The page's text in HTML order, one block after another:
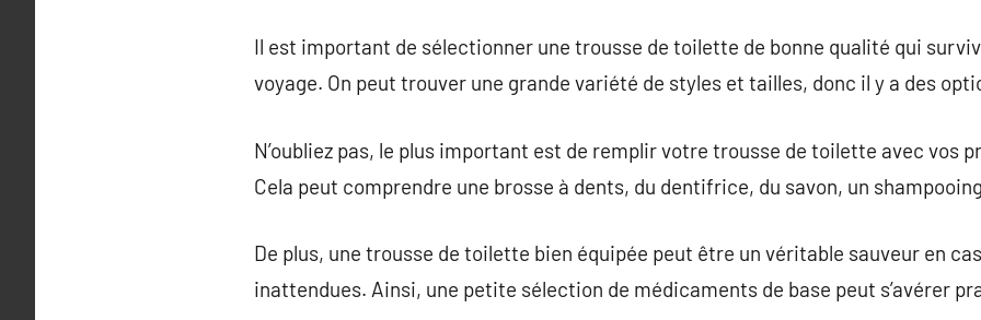
Il est important de sélectionner une trousse de toilette de bonne qualité qui
voyage. On peut trouver une grande variété de styles et tailles, donc il y a des
N’oubliez pas, le plus important est de remplir votre trousse de toilette avec vos
Cela peut comprendre une brosse à dents, du dentifrice, du savon, un
De plus, une trousse de toilette bien équipée peut être un véritable sauveur en
inattendues. Ainsi, une petite sélection de médicaments de base peut s’avérer